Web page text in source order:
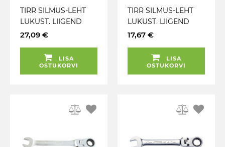
TIRR SILMUS-LEHT
LUKUST. LIIGEND
13MM KS TOOLS
27,09 €
LISA
OSTUKORVI
TIRR SILMUS-LEHT
LUKUST. LIIGEND
12MM KS TOOLS
17,67 €
LISA
OSTUKORVI